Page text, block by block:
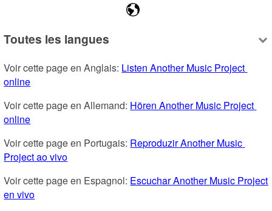
Toutes les langues
Voir cette page en Anglais: Listen Another Music Project
online
Voir cette page en Allemand: Hören Another Music Project
online
Voir cette page en Portugais: Reproduzir Another Music
Project ao vivo
Voir cette page en Espagnol: Escuchar Another Music Project
en vivo